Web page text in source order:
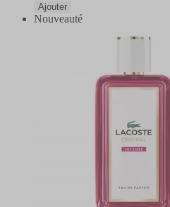
Ajouter
Nouveauté